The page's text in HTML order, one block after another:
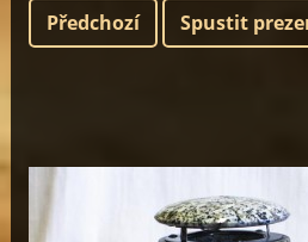
Předchozí Spustit